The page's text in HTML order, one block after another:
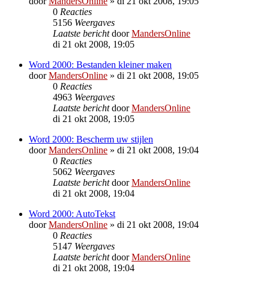
0 Reacties
5156 Weergaves
Laatste berichtdoorMandersOnline
di 21 okt 2008, 19:05
Word 2000: Bestanden kleiner maken
doorMandersOnline » di 21 okt 2008, 19:05
0 Reacties
4963 Weergaves
Laatste berichtdoorMandersOnline
di 21 okt 2008, 19:05
Word 2000: Bescherm uw stijlen
doorMandersOnline » di 21 okt 2008, 19:04
0 Reacties
5062 Weergaves
Laatste berichtdoorMandersOnline
di 21 okt 2008, 19:04
Word 2000: AutoTekst
doorMandersOnline » di 21 okt 2008, 19:04
0 Reacties
5147 Weergaves
Laatste berichtdoorMandersOnline
di 21 okt 2008, 19:04